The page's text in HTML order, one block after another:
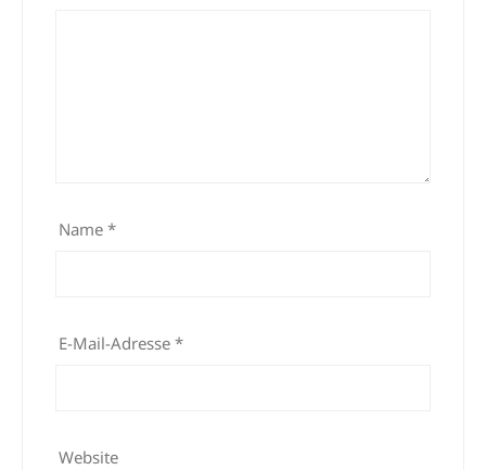
Name *
E-Mail-Adresse *
Website